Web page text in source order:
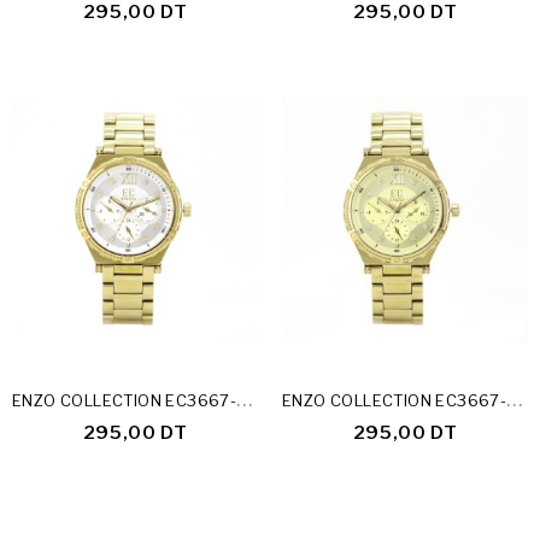
295,00 DT 295,00 DT
E
NZO COLLECTION EC3667-24-D
295,00 DT
E
NZO COLLECTION EC3667-24-E
295,00 DT